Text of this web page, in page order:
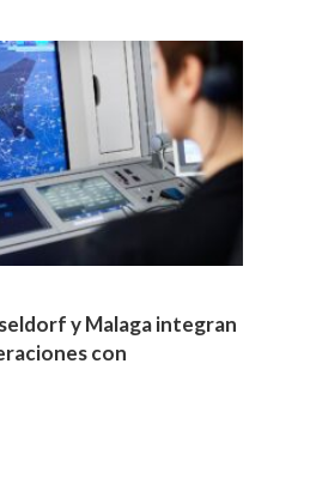
y Malaga integran
con